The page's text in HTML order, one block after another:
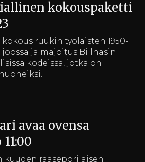
kokouspaketti
ruukin työläisten 1950-
ja majoitus Billnäsin
kodeissa, jotka on
avaa ovensa
kuuden raaseporilaisen